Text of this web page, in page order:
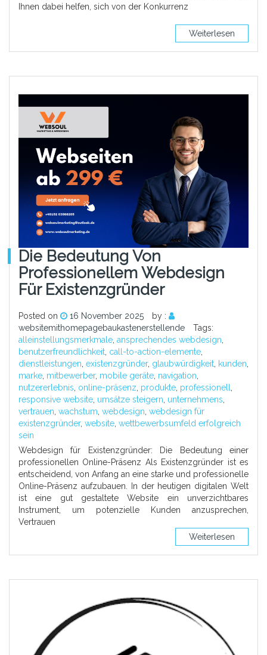
Ihnen dabei helfen, sich von der Konkurrenz
Weiterlesen
Die Bedeutung Von
Professionellem Webdesign
Für Existenzgründer
Posted on 16 November 2025
by :
websitemithomepagebaukastenerstellende
Tags:
alleinstellungsmerkmale, ansprechendes webdesign,
benutzerfreundlichkeit, call-to-action-elemente,
dienstleistungen, existenzgründer, glaubwürdigkeit, kunden,
marke, mitbewerber, mobile geräte, navigation,
nutzererlebnis, online-präsenz, produkte, professionell,
responsive website, umsätze steigern, unternehmens,
vertrauen, wachstum, webdesign, webdesign für
existenzgründer, website, wettbewerbsumfeld erfolgreich
sein
Webdesign für Existenzgründer: Die Bedeutung einer
professionellen Online-Präsenz Als Existenzgründer ist es
entscheidend, von Anfang an eine starke und professionelle
Online-Präsenz aufzubauen. In der heutigen digitalen Welt
ist eine gut gestaltete Website ein unverzichtbares
Instrument, um potenzielle Kunden anzusprechen,
Vertrauen
Weiterlesen